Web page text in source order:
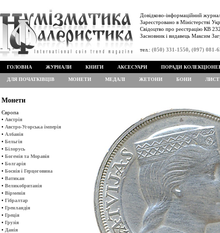
Довідково-інформаційний
Зареєстровано в Міністерстві
Свідоцтво про реєстрацію КВ
Засновник і видавець Максим
тел.: (050) 331-1550, (097) 081-
ГОЛОВНА ЖУРНАЛИ КНИГИ АКСЕСУАРИ ПОРАДИ
ДЛЯ ПОЧАТКІВЦІВ МОНЕТИ МЕДАЛІ ЖЕТОНИ БОНИ
Монети
Європа
• Австрія
• Австро-Угорська імперія
• Албанія
• Бельгія
• Білорусь
• Богемія та Моравія
• Болгарія
• Боснія і Герцоговина
• Ватикан
• Великобританія
• Вірменія
• Гібралтар
• Гренландія
• Греція
• Грузія
• Данія